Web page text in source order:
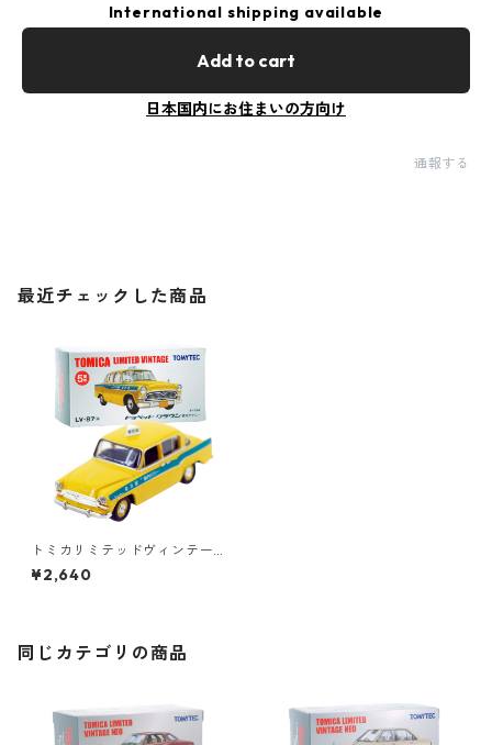
International shipping available
Add to cart
日本国内にお住まいの方向け
通報する
最近チェックした商品
トミカリミテッドヴィンテー
ジ LV-87a トヨペット クラウ
ン 構内タクシー #10224037
¥2,640
同じカテゴリの商品